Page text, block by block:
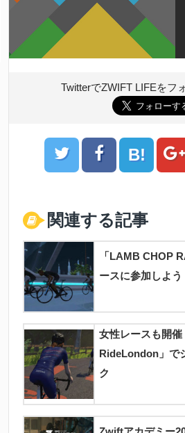
TwitterでZWIFT LIFEをフ
B!
関連する記事
「LAMB CHOP
ースに参加しよう
女性レースも開
RideLondon」で
ク